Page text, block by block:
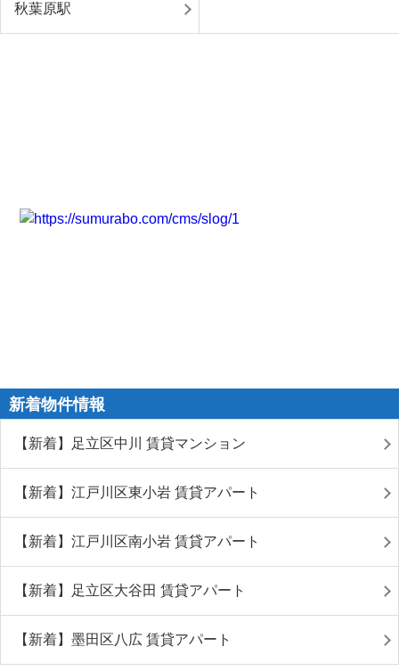
秋葉原駅
新着物件情報
【新着】足立区中川 賃貸マンション
【新着】江戸川区東小岩 賃貸アパート
【新着】江戸川区南小岩 賃貸アパート
【新着】足立区大谷田 賃貸アパート
【新着】墨田区八広 賃貸アパート